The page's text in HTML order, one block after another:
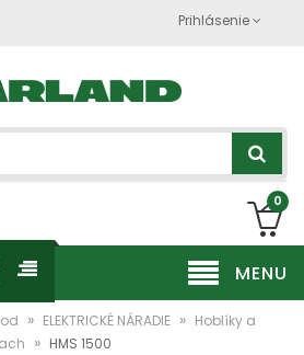
Prihlásenie
0
MENU
» ELEKTRICKÉ NÁRADIE » Hoblíky a
» HMS 1500